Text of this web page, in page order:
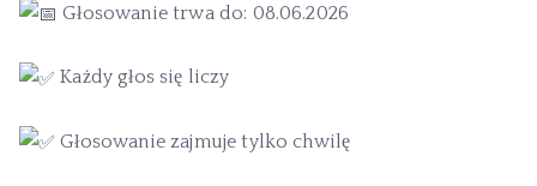
Głosowanie trwa do: 08.06.2026
Każdy głos się liczy
Głosowanie zajmuje tylko chwilę